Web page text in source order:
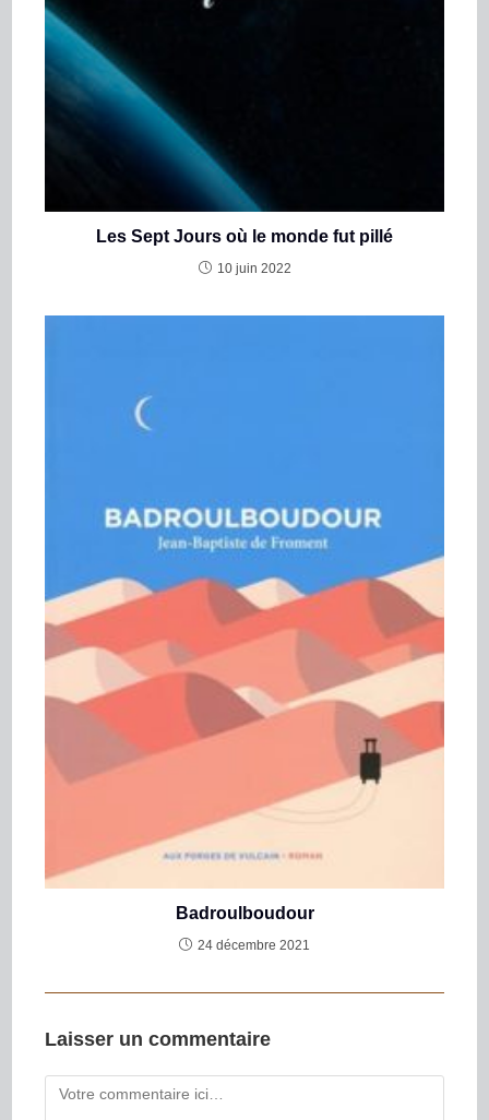
Les Sept Jours où le monde fut pillé
10 juin 2022
Badroulboudour
24 décembre 2021
Laisser un commentaire